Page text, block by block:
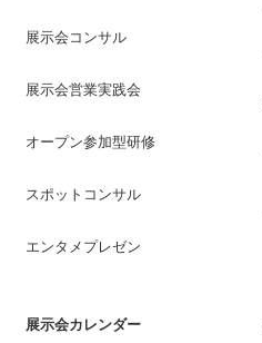
展示会コンサル
展示会営業実践会
オープン参加型研修
スポットコンサル
エンタメプレゼン
展示会カレンダー